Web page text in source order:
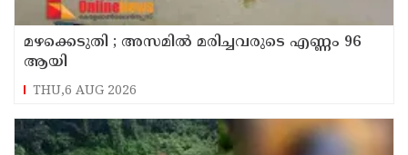
മഴക്കെടുതി ; അസമില്‍ മരിച്ചവരുടെ എണ്ണം 96
ആയി
THU,6 AUG 2026